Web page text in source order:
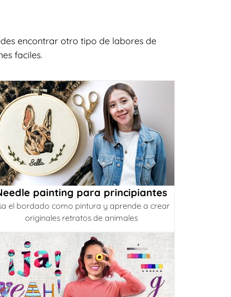
encontrar otro tipo de labores de
faciles.
painting para principiantes
el bordado como pintura y aprende a crear
originales retratos de animales